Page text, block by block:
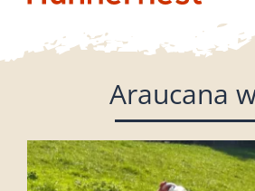
Startseite
Verkauf
Araucana